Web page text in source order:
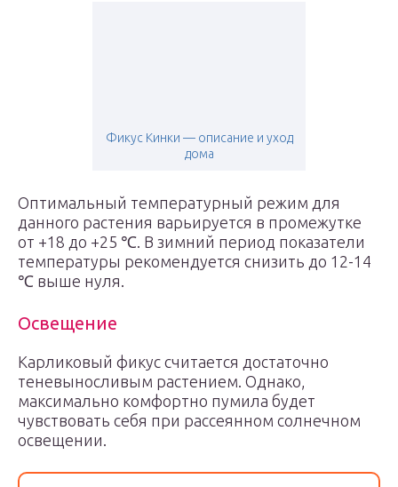
Фикус Кинки — описание и уход
дома
Оптимальный температурный режим для
данного растения варьируется в промежутке
от +18 до +25 ℃. В зимний период показатели
температуры рекомендуется снизить до 12-14
℃ выше нуля.
Освещение
Карликовый фикус считается достаточно
теневыносливым растением. Однако,
максимально комфортно пумила будет
чувствовать себя при рассеянном солнечном
освещении.